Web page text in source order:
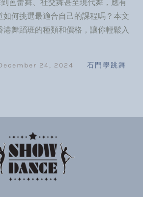
芭蕾舞、社交舞甚至現代舞，應有
如何挑選最適合自己的課程嗎？本文
港舞蹈班的種類和價格，讓你輕鬆入
24, 2024 石門學跳舞